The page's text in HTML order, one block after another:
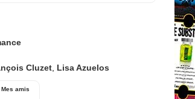
Cluzet, Lisa Azuelos
Mes amis